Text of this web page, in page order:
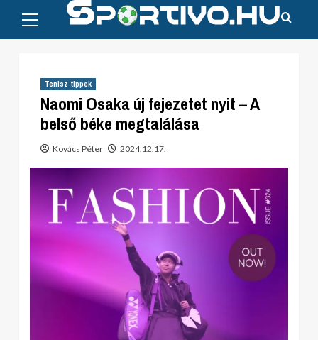
content
Menu
Tenisz tippek
Naomi Osaka új fejezetet nyit – A
belső béke megtalálása
Kovács Péter 2024.12.17.